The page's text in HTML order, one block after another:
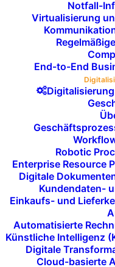
Notfall-
Virtualisierung
End-to-End
Robotic
Enterprise Resource
Digitale
Kundendaten-
Einkaufs- und
Automatisierte
Künstliche Intelligenz
Digitale
Cloud-basierte
Diese frühen
(UI)und die
zu prüfen,
Prototypen
jeder
werden, um
basierend